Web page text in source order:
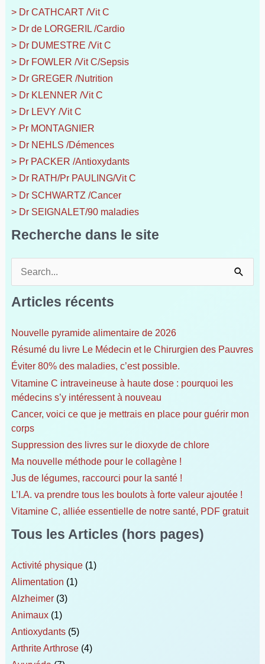
> Dr CATHCART /Vit C
> Dr de LORGERIL /Cardio
> Dr DUMESTRE /Vit C
> Dr FOWLER /Vit C/Sepsis
> Dr GREGER /Nutrition
> Dr KLENNER /Vit C
> Dr LEVY /Vit C
> Pr MONTAGNIER
> Dr NEHLS /Démences
> Pr PACKER /Antioxydants
> Dr RATH/Pr PAULING/Vit C
> Dr SCHWARTZ /Cancer
> Dr SEIGNALET/90 maladies
Recherche dans le site
h
r
c
h
e
Articles récents
Nouvelle pyramide alimentaire de 2026
Résumé du livre Le Médecin et le Chirurgien des Pauvres
Éviter 80% des maladies, c’est possible.
Vitamine C intraveineuse à haute dose : pourquoi les
médecins s’y intéressent à nouveau
Cancer, voici ce que je mettrais en place pour guérir mon
corps
Suppression des livres sur le dioxyde de chlore
Ma nouvelle méthode pour le collagène !
Jus de légumes, raccourci pour la santé !
L’I.A. va prendre tous les boulots à forte valeur ajoutée !
Vitamine C, alliée essentielle de notre santé, PDF gratuit
Tous les Articles (hors pages)
Activité physique(1)
Alimentation (1)
Alzheimer(3)
Animaux(1)
Antioxydants(5)
Arthrite Arthrose(4)